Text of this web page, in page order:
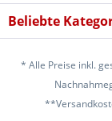
Beliebte
* Alle Preise inkl.